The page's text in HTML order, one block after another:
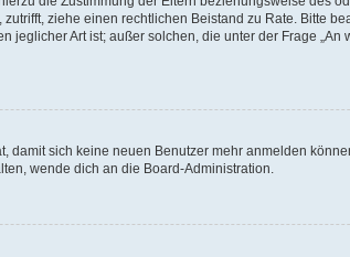
ziehe einen rechtlichen Beistand zu Rate. Bitte
Art ist; außer solchen, die unter der Frage
sich keine neuen Benutzer mehr anmelden
wende dich an die Board-Administration.